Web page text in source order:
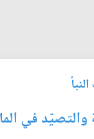
والتصيّد في